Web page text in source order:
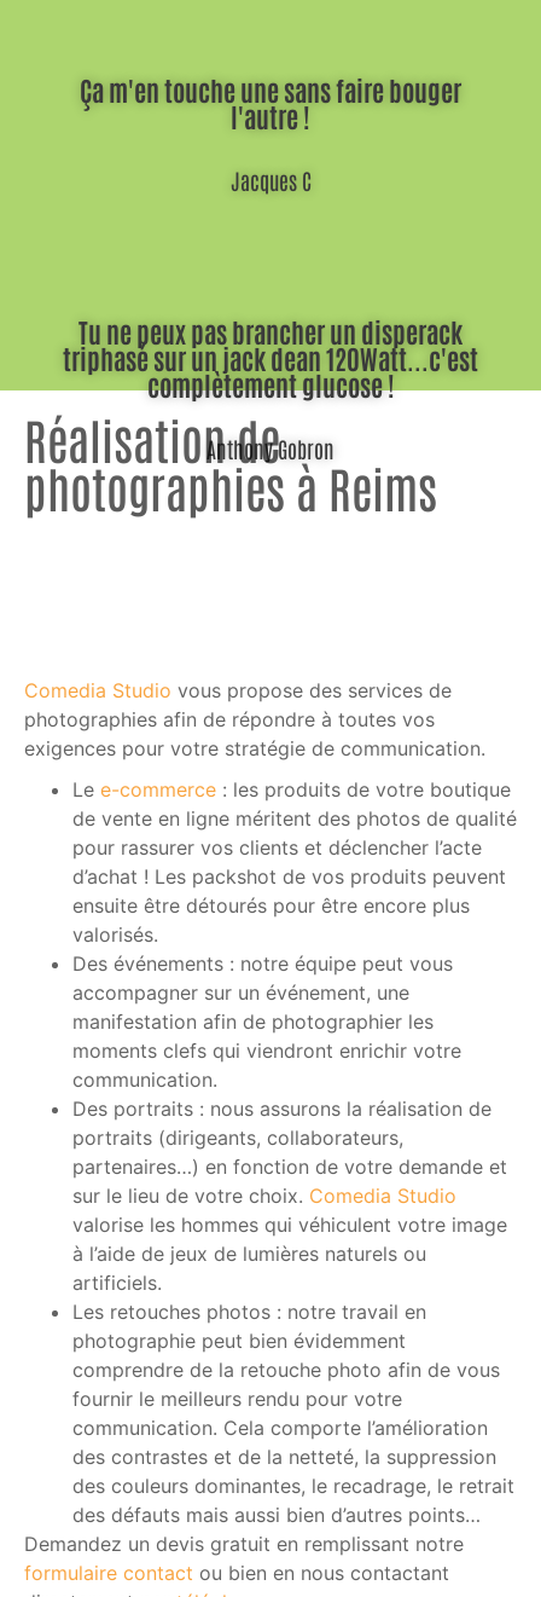
Ça m'en touche une sans faire bouger
l'autre !
Jacques C
Tu ne peux pas brancher un disperack
triphasé sur un jack dean 120Watt...c'est
complètement glucose !
Anthony Gobron
Réalisation de
photographies à Reims
Comedia Studio vous propose des services de
photographies afin de répondre à toutes vos
exigences pour votre stratégie de communication.
Le e-commerce : les produits de votre boutique
de vente en ligne méritent des photos de qualité
pour rassurer vos clients et déclencher l’acte
d’achat ! Les packshot de vos produits peuvent
ensuite être détourés pour être encore plus
valorisés.
Des événements : notre équipe peut vous
accompagner sur un événement, une
manifestation afin de photographier les
moments clefs qui viendront enrichir votre
communication.
Des portraits : nous assurons la réalisation de
portraits (dirigeants, collaborateurs,
partenaires…) en fonction de votre demande et
sur le lieu de votre choix. Comedia Studio
valorise les hommes qui véhiculent votre image
à l’aide de jeux de lumières naturels ou
artificiels.
Les retouches photos : notre travail en
photographie peut bien évidemment
comprendre de la retouche photo afin de vous
fournir le meilleurs rendu pour votre
communication. Cela comporte l’amélioration
des contrastes et de la netteté, la suppression
des couleurs dominantes, le recadrage, le retrait
des défauts mais aussi bien d’autres points…
Demandez un devis gratuit en remplissant notre
formulaire contact ou bien en nous contactant